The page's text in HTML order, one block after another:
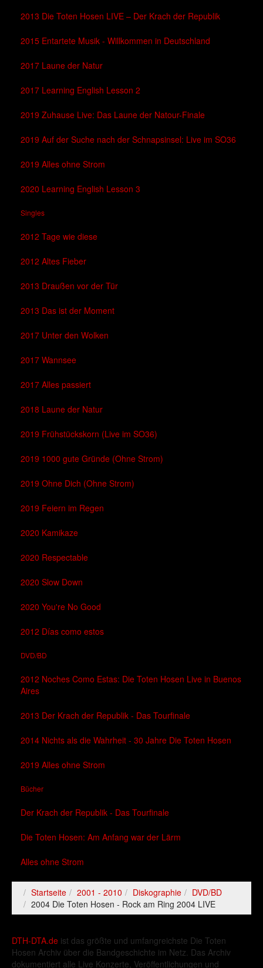
2013 Die Toten Hosen LIVE – Der Krach der Republik
2015 Entartete Musik - Willkommen in Deutschland
2017 Laune der Natur
2017 Learning English Lesson 2
2019 Zuhause Live: Das Laune der Natour-Finale
2019 Auf der Suche nach der Schnapsinsel: Live im SO36
2019 Alles ohne Strom
2020 Learning English Lesson 3
Singles
2012 Tage wie diese
2012 Altes Fieber
2013 Draußen vor der Tür
2013 Das ist der Moment
2017 Unter den Wolken
2017 Wannsee
2017 Alles passiert
2018 Laune der Natur
2019 Frühstückskorn (Live im SO36)
2019 1000 gute Gründe (Ohne Strom)
2019 Ohne Dich (Ohne Strom)
2019 Feiern im Regen
2020 Kamikaze
2020 Respectable
2020 Slow Down
2020 You're No Good
2012 Días como estos
DVD/BD
2012 Noches Como Estas: Die Toten Hosen Live in Buenos
Aires
2013 Der Krach der Republik - Das Tourfinale
2014 Nichts als die Wahrheit - 30 Jahre Die Toten Hosen
2019 Alles ohne Strom
Bücher
Der Krach der Republik - Das Tourfinale
Die Toten Hosen: Am Anfang war der Lärm
Alles ohne Strom
Startseite 2001 - 2010 Diskographie
DVD/BD
2004 Die Toten Hosen - Rock am Ring 2004 LIVE
DTH-DTA.de ist das größte und umfangreichste Die Toten
Hosen Archiv über die Bandgeschichte im Netz. Das Archiv
dokumentiert alle Live Konzerte, Veröffentlichungen und